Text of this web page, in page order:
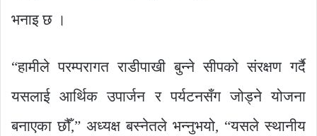
भनाइ छ ।
“हामीले परम्परागत राडीपाखी बुन्ने सीपको संरक्षण गर्दै
यसलाई आर्थिक उपार्जन र पर्यटनसँग जोड्ने योजना
बनाएका छौँ,” अध्यक्ष बस्नेतले भन्नुभयो, “यसले स्थानीय